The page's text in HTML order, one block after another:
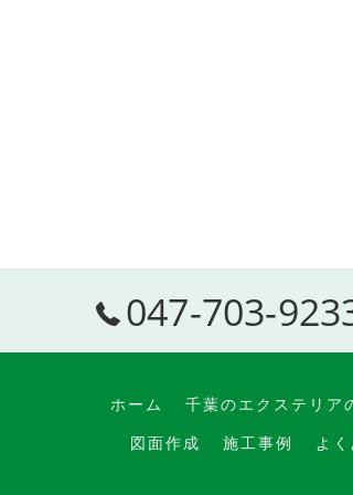
047-703-
ホーム 千葉のエクステリア
図面作成
施工事例 よ